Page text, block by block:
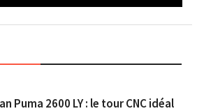
Puma 2600 LY : le tour CNC idéal